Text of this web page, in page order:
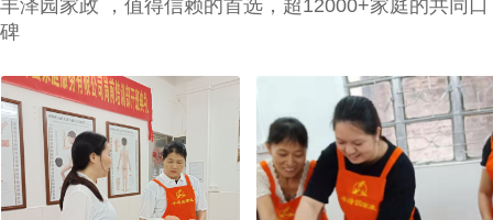
丰泽园家政 ，值得信赖的首选，超12000+家庭的共同口
碑